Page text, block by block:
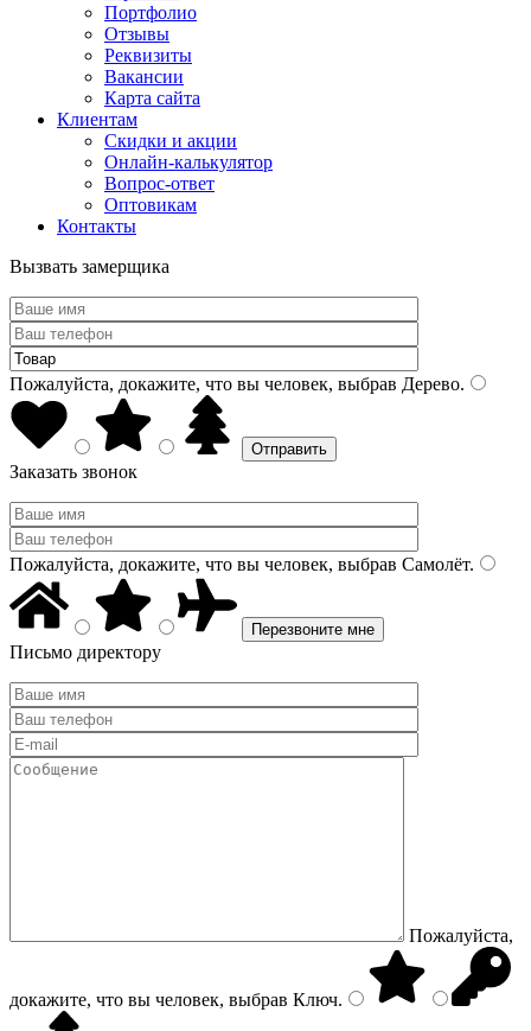
Портфолио
Отзывы
Реквизиты
Вакансии
Карта сайта
Клиентам
Скидки и акции
Онлайн-калькулятор
Вопрос-ответ
Оптовикам
Контакты
Вызвать замерщика
Пожалуйста, докажите, что вы человек, выбрав Дерево.
Заказать звонок
Пожалуйста, докажите, что вы человек, выбрав Самолёт.
Письмо директору
Пожалуйста,
докажите, что вы человек, выбрав Ключ.